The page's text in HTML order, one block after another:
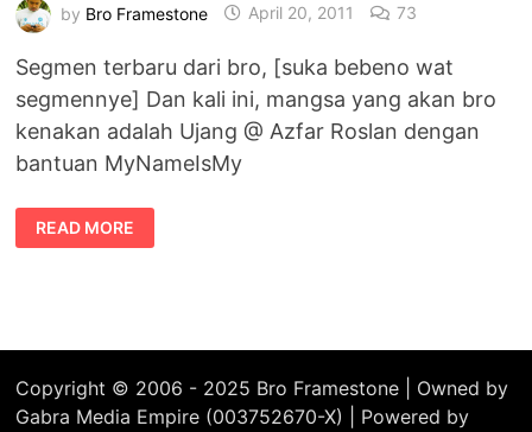
by Bro Framestone April 20, 2011 73
Segmen terbaru dari bro, [suka bebeno wat
segmennye] Dan kali ini, mangsa yang akan bro
kenakan adalah Ujang @ Azfar Roslan dengan
bantuan MyNameIsMy
PEDAJAL
BAKAL
PENGANTIN
READ MORE
Copyright © 2006 - 2025 Bro Framestone | Owned by
Gabra Media Empire (003752670-X) | Powered by